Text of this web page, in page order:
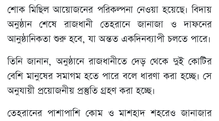
শোক মিছিল আয়োজনের পরিকল্পনা নেওয়া হয়েছে। বিদায়
অনুষ্ঠান শেষে রাজধানী তেহরানে জানাজা ও দাফনের
আনুষ্ঠানিকতা শুরু হবে, যা অন্তত একদিনব্যাপী চলতে পারে।
তিনি জানান, অনুষ্ঠানে রাজধানীতে দেড় থেকে দুই কোটির
বেশি মানুষের সমাগম হতে পারে বলে ধারণা করা হচ্ছে। সে
অনুযায়ী প্রয়োজনীয় প্রস্তুতি গ্রহণ করা হচ্ছে।
তেহরানের পাশাপাশি কোম ও মাশহাদ শহরেও জানাজার